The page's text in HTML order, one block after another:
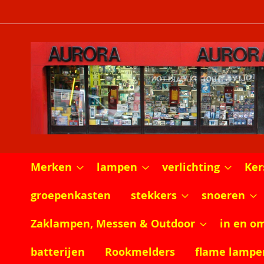
naar
inhoud
Merken lampen verlichting
groepenkasten
stekkers snoeren
Zaklampen, Messen & Outdoor
in en
batterijen
Rookmelders flame